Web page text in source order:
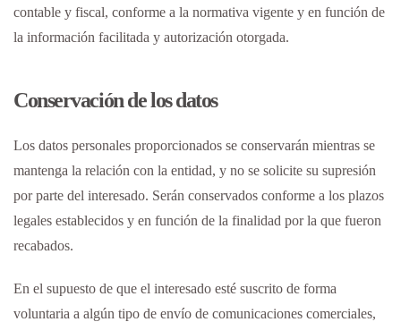
contable y fiscal, conforme a la normativa vigente y en función de
la información facilitada y autorización otorgada.
Conservación de los datos
Los datos personales proporcionados se conservarán mientras se
mantenga la relación con la entidad, y no se solicite su supresión
por parte del interesado. Serán conservados conforme a los plazos
legales establecidos y en función de la finalidad por la que fueron
recabados.
En el supuesto de que el interesado esté suscrito de forma
voluntaria a algún tipo de envío de comunicaciones comerciales,